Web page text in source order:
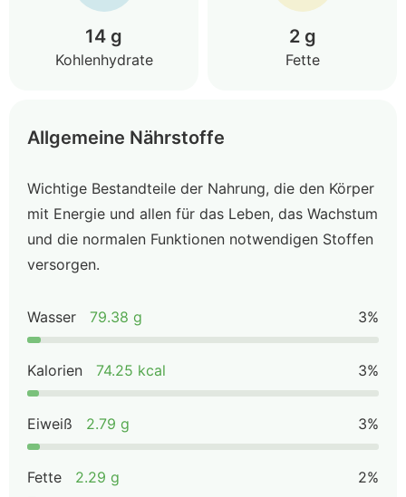
14 g
Kohlenhydrate
2 g
Fette
Allgemeine Nährstoffe
Wichtige Bestandteile der Nahrung, die den Körper
mit Energie und allen für das Leben, das Wachstum
und die normalen Funktionen notwendigen Stoffen
versorgen.
Wasser 79.38 g 3%
Kalorien 74.25 kcal 3%
Eiweiß 2.79 g 3%
Fette 2.29 g 2%